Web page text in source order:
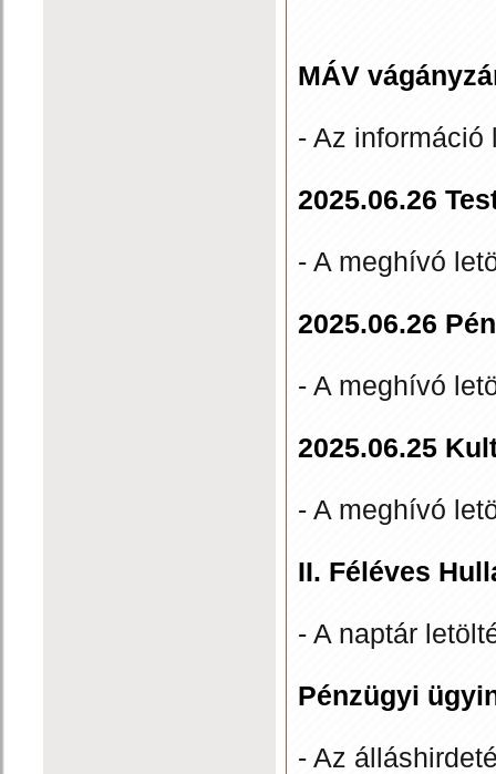
MÁV
- Az információ
2025.06.26
- A meghívó
2025.06.26
- A meghívó
2025.06.25
- A meghívó
II. Féléves
- A naptár
Pénzügyi
- Az